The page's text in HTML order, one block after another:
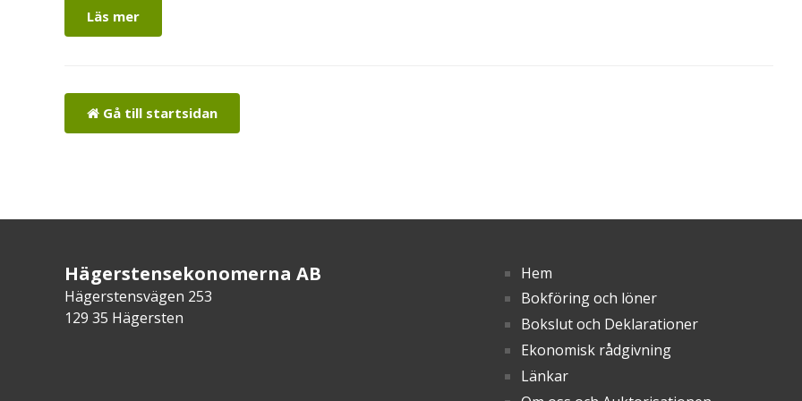
Läs mer
Gå till startsidan
Hägerstensekonomerna AB
Hägerstensvägen 253
129 35 Hägersten
Hem
Bokföring och löner
Bokslut och Deklarationer
Ekonomisk rådgivning
Länkar